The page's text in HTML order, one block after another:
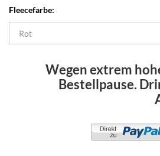
Fleecefarbe:
Wegen extrem
Bestellpause.